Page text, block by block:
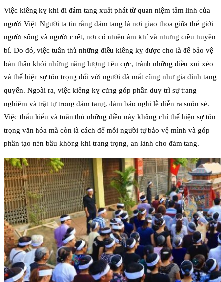
Việc kiêng kỵ khi đi đám tang xuất phát từ quan niệm tâm linh của
người Việt. Người ta tin rằng đám tang là nơi giao thoa giữa thế giới
người sống và người chết, nơi có nhiều âm khí và những điều huyền
bí. Do đó, việc tuân thủ những điều kiêng kỵ được cho là để bảo vệ
bản thân khỏi những năng lượng tiêu cực, tránh những điều xui xẻo
và thể hiện sự tôn trọng đối với người đã mất cũng như gia đình tang
quyến. Ngoài ra, việc kiêng kỵ cũng góp phần duy trì sự trang
nghiêm và trật tự trong đám tang, đảm bảo nghi lễ diễn ra suôn sẻ.
Việc thấu hiểu và tuân thủ những điều này không chỉ thể hiện sự tôn
trọng văn hóa mà còn là cách để mỗi người tự bảo vệ mình và góp
phần tạo nên bầu không khí trang trọng, an lành cho đám tang.